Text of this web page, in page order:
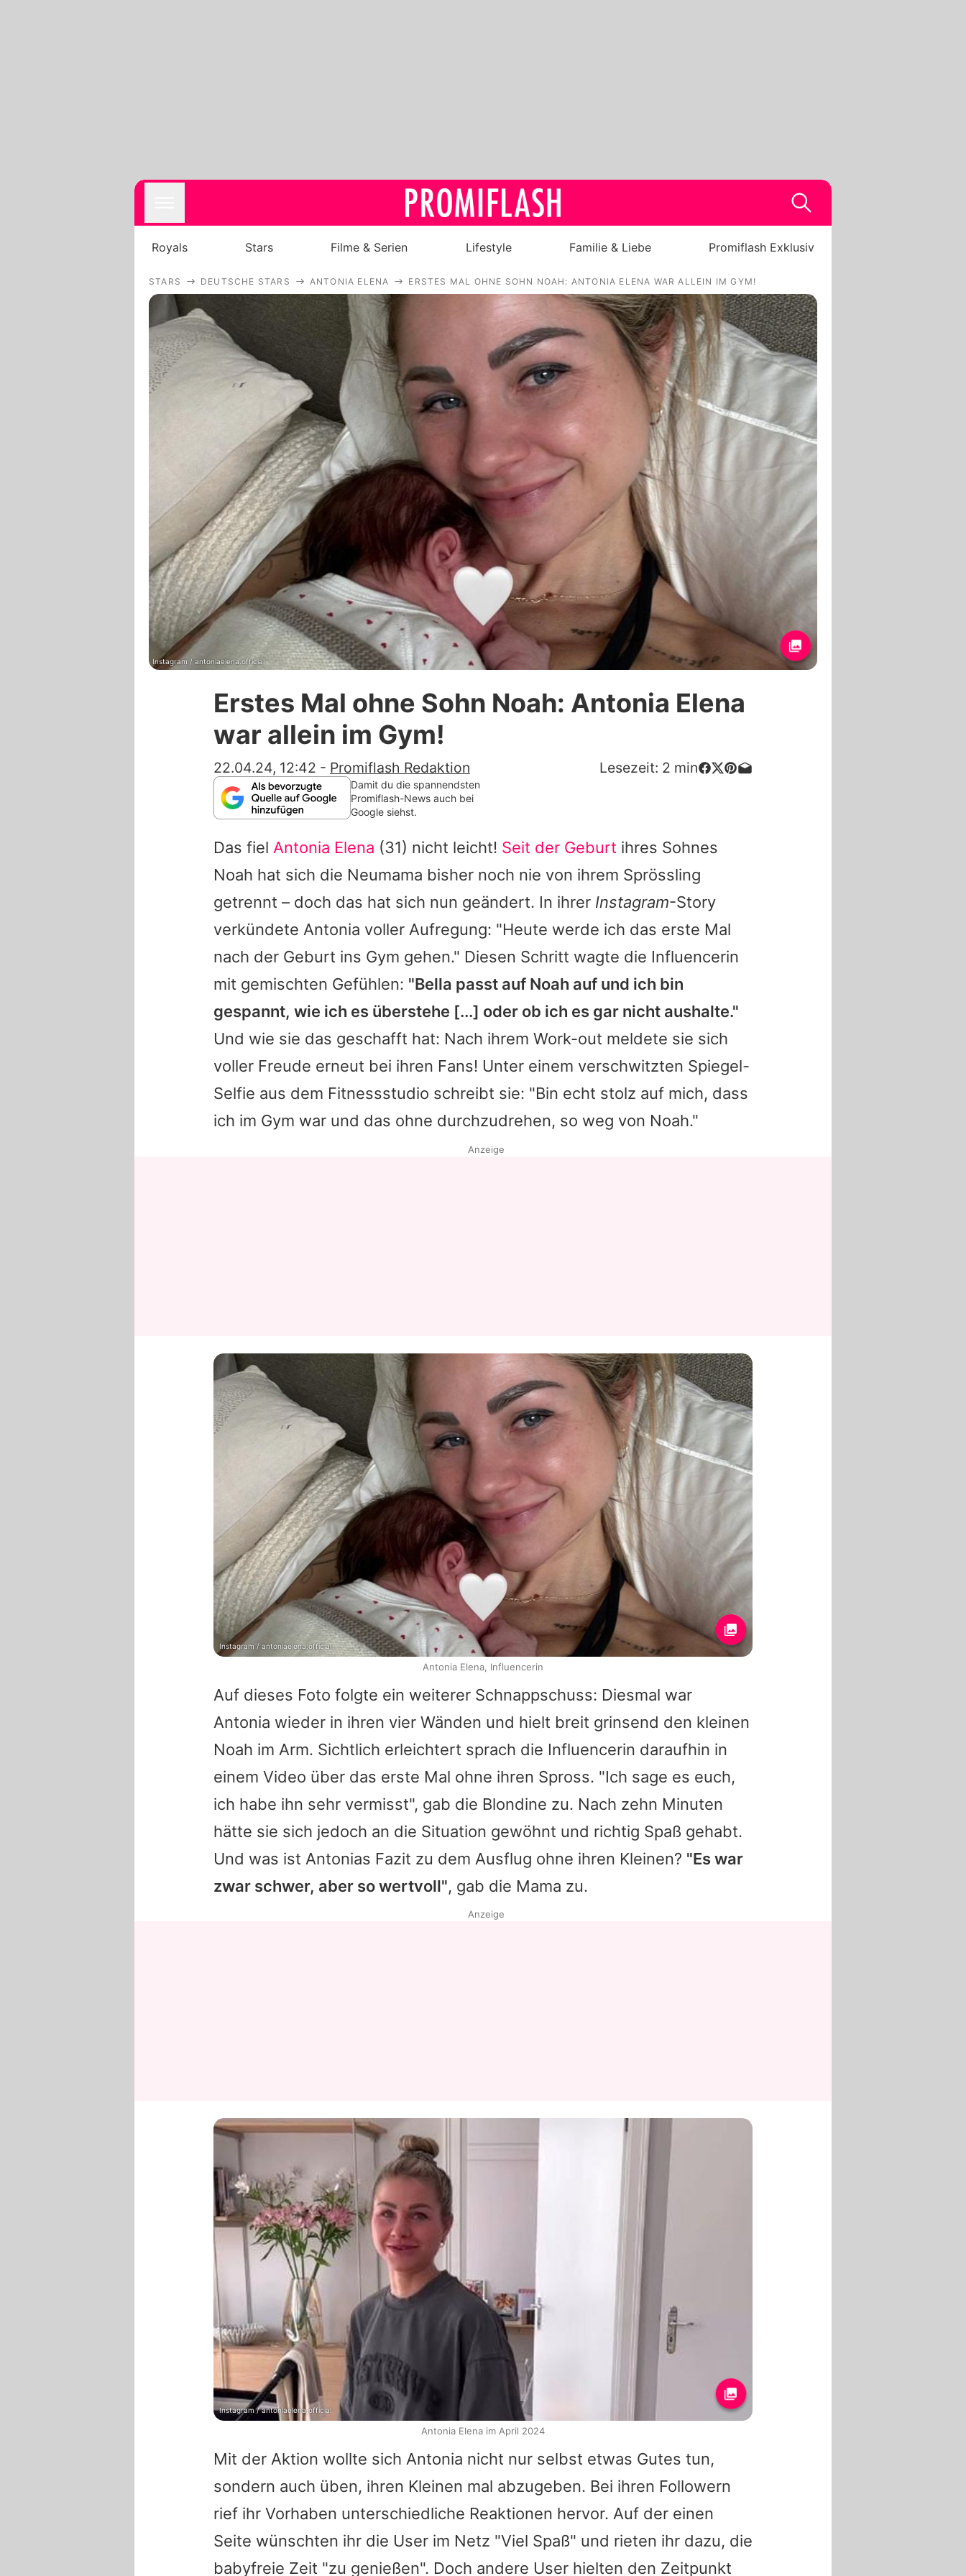
Royals
Filme & Serien
Familie & Liebe
Alle Themen auf Promiflash
Jobs
App runterladen
Team
Redaktionelle Richtlinien
Impressum
Datenschutzerklärung
Nutzungsbedingungen
Utiq verwalten
Royals Stars Filme & Serien Lifestyle Familie & Liebe Promiflash Exklusiv
STARS DEUTSCHE STARS ANTONIA ELENA ERSTES MAL OHNE SOHN NOAH: ANTONIA ELENA WAR ALLEIN IM GYM!
Instagram / antoniaelena.official
Erstes Mal ohne Sohn Noah: Antonia Elena
war allein im Gym!
22.04.24, 12:42 - Promiflash Redaktion Lesezeit: 2 min
Damit du die spannendsten
Promiflash-News auch bei
Google siehst.
Das fiel Antonia Elena (31) nicht leicht! Seit der Geburt ihres Sohnes
Noah hat sich die Neumama bisher noch nie von ihrem Sprössling
getrennt – doch das hat sich nun geändert. In ihrer Instagram-Story
verkündete Antonia voller Aufregung: "Heute werde ich das erste Mal
nach der Geburt ins Gym gehen." Diesen Schritt wagte die Influencerin
mit gemischten Gefühlen: "Bella passt auf Noah auf und ich bin
gespannt, wie ich es überstehe [...] oder ob ich es gar nicht aushalte."
Und wie sie das geschafft hat: Nach ihrem Work-out meldete sie sich
voller Freude erneut bei ihren Fans! Unter einem verschwitzten Spiegel-
Selfie aus dem Fitnessstudio schreibt sie: "Bin echt stolz auf mich, dass
ich im Gym war und das ohne durchzudrehen, so weg von Noah."
Auf dieses Foto folgte ein weiterer Schnappschuss: Diesmal war
Antonia wieder in ihren vier Wänden und hielt breit grinsend den kleinen
Noah im Arm. Sichtlich erleichtert sprach die Influencerin daraufhin in
einem Video über das erste Mal ohne ihren Spross. "Ich sage es euch,
ich habe ihn sehr vermisst", gab die Blondine zu. Nach zehn Minuten
hätte sie sich jedoch an die Situation gewöhnt und richtig Spaß gehabt.
Und was ist Antonias Fazit zu dem Ausflug ohne ihren Kleinen? "Es war
zwar schwer, aber so wertvoll", gab die Mama zu.
Mit der Aktion wollte sich Antonia nicht nur selbst etwas Gutes tun,
sondern auch üben, ihren Kleinen mal abzugeben. Bei ihren Followern
rief ihr Vorhaben unterschiedliche Reaktionen hervor. Auf der einen
Seite wünschten ihr die User im Netz "Viel Spaß" und rieten ihr dazu, die
babyfreie Zeit "zu genießen". Doch andere User hielten den Zeitpunkt
Anzeige
Instagram / antoniaelena.official
Antonia Elena, Influencerin
Anzeige
Instagram / antoniaelena.official
Antonia Elena im April 2024